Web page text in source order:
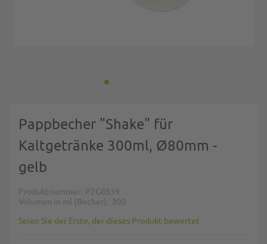
Pappbecher "Shake" für
Kaltgetränke 300ml, Ø80mm -
gelb
Produktnummer P2G8839
Volumen in ml (Becher)
300
Seien Sie der Erste, der dieses Produkt bewertet